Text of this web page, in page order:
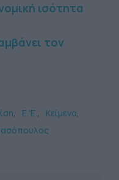
ισότητα
τον
Ε.'Ε.
Κείμενα